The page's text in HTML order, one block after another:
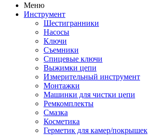
Меню
Инструмент
Шестигранники
Насосы
Ключи
Съемники
Спицевые ключи
Выжимки цепи
Измерительный инструмент
Монтажки
Машинки для чистки цепи
Ремкомплекты
Смазка
Косметика
Герметик для камер/покрышек